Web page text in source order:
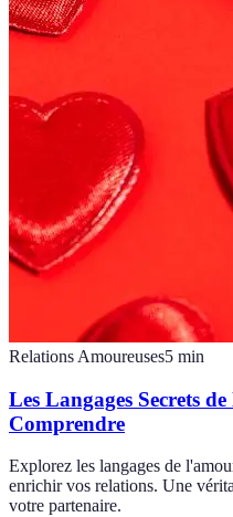
Relations Amoureuses5 min
Les Langages Secrets
Comprendre
Explorez les langages de
enrichir vos relations. Une
votre partenaire.